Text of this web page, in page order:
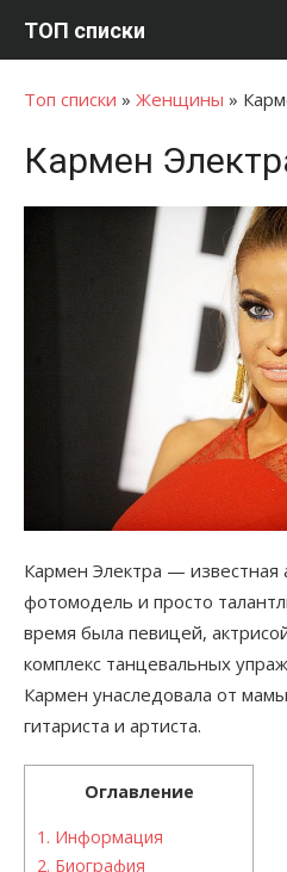
ТОП списки
Топ списки » Женщины »
Кармен
Кармен Электра — известная
фотомодель и просто
время была певицей,
комплекс танцевальных
Кармен унаследовала от
гитариста и артиста.
Оглавление
1. Информация
2. Биография